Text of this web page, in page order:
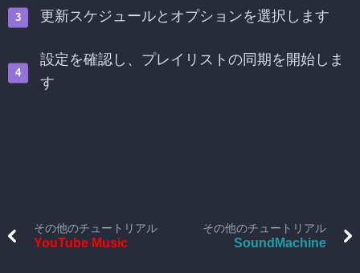
更新スケジュールとオプションを選択します
設定を確認し、プレイリストの同期を開始しま
す
その他のチュートリアル
YouTube Music
その他のチュートリアル
SoundMachine